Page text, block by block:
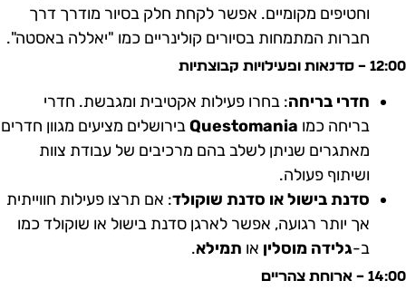
וחטיפים מקומיים. אפשר לקחת חלק בסיור מודרך דרך
חברות המתמחות בסיורים קולינריים כמו "יאללה באסטה".
סדנאות ופעילויות קבוצתיות
חדרי בריחה: בחרו פעילות אקטיבית ומגבשת. חדרי
בריחה כמו Questomaniaבירושלים מציעים מגוון חדרים
מאתגרים שניתן לשלב בהם מרכיבים של עבודת צוות
ושיתוף פעולה.
סדנת בישול או סדנת שוקולד: אם תרצו פעילות חווייתית
אך יותר רגועה, אפשר לארגן סדנת בישול או שוקולד כמו
ב-גלידה מוסליןאו תמילא.
– ארוחת צהריים